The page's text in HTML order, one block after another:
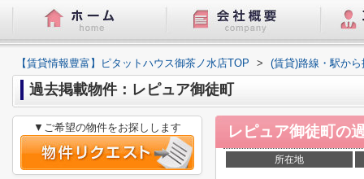
【賃貸情報豊富】ピタットハウス御茶ノ水店TOP > (賃貸)路線・駅から
過去掲載物件：レピュア御徒町
レピュア御徒町の
所在地
▼ご希望の物件をお探しします